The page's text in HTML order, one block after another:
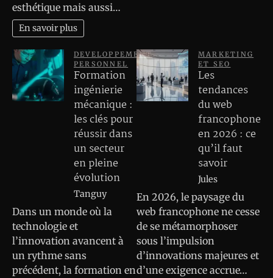
esthétique mais aussi…
En savoir plus
DEVELOPPEMENT
PERSONNEL
Formation
ingénierie
mécanique :
les clés pour
réussir dans
un secteur
en pleine
évolution
Tanguy
Dans un monde où la
technologie et
l’innovation avancent à
un rythme sans
précédent, la formation en
MARKETING
ET SEO
Les
tendances
du web
francophone
en 2026 : ce
qu’il faut
savoir
Jules
En 2026, le paysage du
web francophone ne cesse
de se métamorphoser
sous l’impulsion
d’innovations majeures et
d’une exigence accrue…